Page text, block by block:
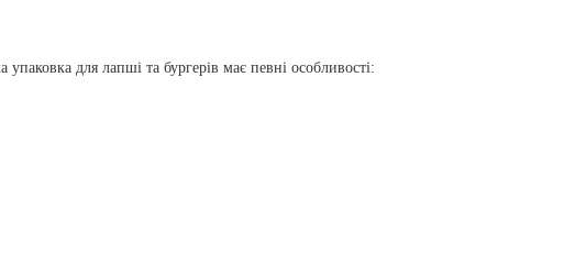
для лапші та бургерів має певні особливості: